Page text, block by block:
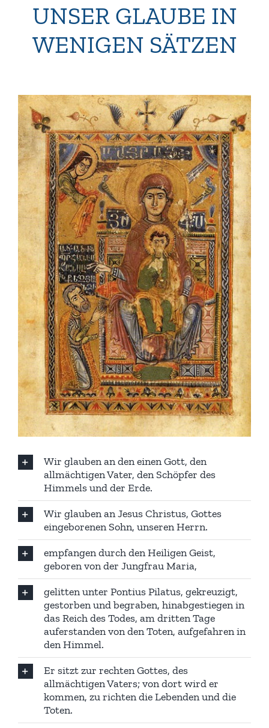
UNSER GLAUBE IN
WENIGEN SÄTZEN
Wir glauben an den einen Gott, den
allmächtigen Vater, den Schöpfer des
Himmels und der Erde.
Wir glauben an Jesus Christus, Gottes
eingeborenen Sohn, unseren Herrn.
empfangen durch den Heiligen Geist,
geboren von der Jungfrau Maria,
gelitten unter Pontius Pilatus, gekreuzigt,
gestorben und begraben, hinabgestiegen in
das Reich des Todes, am dritten Tage
auferstanden von den Toten, aufgefahren in
den Himmel.
Er sitzt zur rechten Gottes, des
allmächtigen Vaters; von dort wird er
kommen, zu richten die Lebenden und die
Toten.